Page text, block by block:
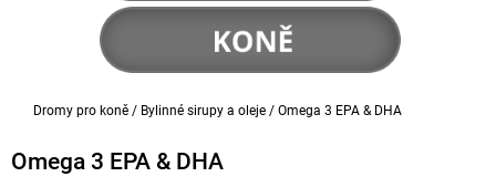
Domů
Dromy pro koně / Bylinné sirupy a oleje / Omega 3 EPA & DHA
Omega 3 EPA & DHA
E
E